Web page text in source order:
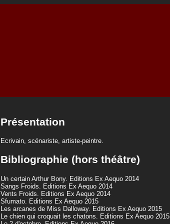
Présentation
Ecrivain, scénariste, artiste-peintre.
Bibliographie (hors théâtre)
Un certain Arthur Bony. Editions Ex Aequo 2014
Sangs Froids. Editions Ex Aequo 2014
Vents Froids. Editions Ex Aequo 2014
Sfumato. Editions Ex Aequo 2015
Les arcanes de Miss Dalloway. Editions Ex Aequo 2015
Le chien qui croquait les chatons. Editions Ex Aequo 2015